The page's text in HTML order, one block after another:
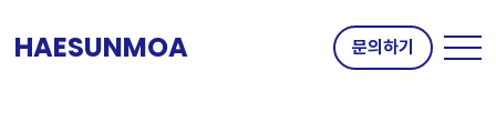
HAESUNMOA 문의하기